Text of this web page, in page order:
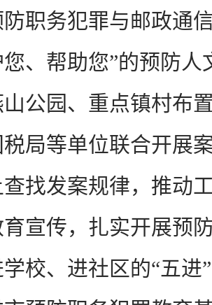
职务犯罪与邮政通
、帮助您”的预防
公园、重点镇村布
局等单位联合开展
找发案规律，推动
宣传，扎实开展预
校、进社区的“五进